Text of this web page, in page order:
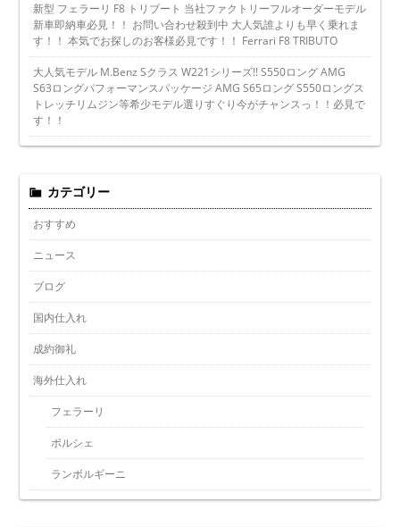
新型 フェラーリ F8 トリブート 当社ファクトリーフルオーダーモデル
新車即納車必見！！ お問い合わせ殺到中 大人気誰よりも早く乗れま
す！！ 本気でお探しのお客様必見です！！ Ferrari F8 TRIBUTO
大人気モデル M.Benz Sクラス W221シリーズ!! S550ロング AMG
S63ロングパフォーマンスパッケージ AMG S65ロング S550ロングス
トレッチリムジン等希少モデル選りすぐり今がチャンスっ！！必見で
す！！
カテゴリー
おすすめ
ニュース
ブログ
国内仕入れ
成約御礼
海外仕入れ
フェラーリ
ポルシェ
ランボルギーニ